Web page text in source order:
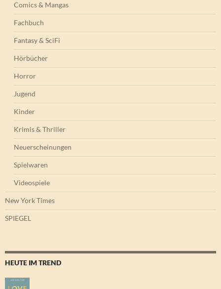
Comics & Mangas
Fachbuch
Fantasy & SciFi
Hörbücher
Horror
Jugend
Kinder
Krimis & Thriller
Neuerscheinungen
Spielwaren
Videospiele
New York Times
SPIEGEL
HEUTE IM TREND